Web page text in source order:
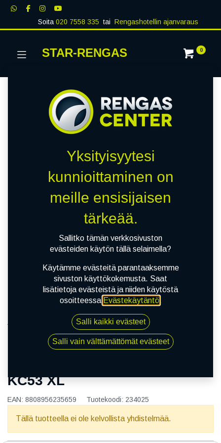
Soita020 7558 335 tai Rengashotellin ajanvaraus
STAR-RENGAS 0
145/80R13C 88/86R KUMHO KC53 XL
KC53 XL
EAN: 8808956235659 Tuotekoodi: 234025
Tällä tuotteella ei ole kelvollista yhdistelmää.
Yksityisyytesi
kunnioittaminen on
meille ensisijaisen
tärkeää.
Sallitko tämän verkkosivuston
evästeiden käytön tällä selaimella?
Käytämme evästeitä parantaaksemme
sivuston käyttökokemusta. Saat
lisätietoja evästeistä ja niiden käytöstä
osoitteessa Evästekäytäntö.
Salli kaikki evästeet
Salli vain välttämättömät evästeet